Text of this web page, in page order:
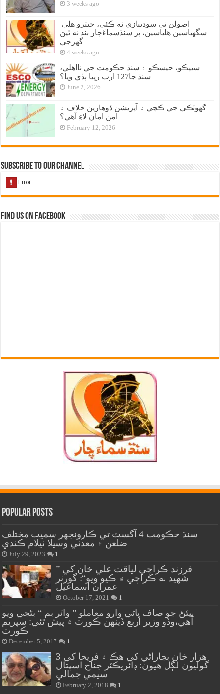
3 weeks ago
سگهياسين هلياسين، پر سنڌسماءَچار بند نه ٿيڻ
گهرجي
4 weeks ago
سيپڪو، حيسڪو ۽ سنڌ حڪومت جي نااهلي،
سنڌ جا127 ارب رپيا ٻڏي ويا؟
June 2, 2026
گهوٽڪي جي ڪچي ۾ آپريشن ڏوهارين خلاف ۽
امن امان لاءِ آهي؟
February 12, 2026
Subscribe to our Channel
Find us on Facebook
Popular Posts
سنڌ حڪومت 4 آگسٽ تي ڪارونجهر سميت مختلف
ضلعن ۾ معدني وسيلا نيلام ڪندي
July 29, 2023 1
” فرزند ڪراچي لياقت علي خان کي
شهيد به ڪراچي ۾ ڪيو ويو“: گورنر
عمران اسماعيل
October 17, 2021 1
پيئڻ جو صاف پاڻي وارو معاملو ” واٽر بم “ بڻجي ويو
آهي،وڏو وزير اربع ڏينهن ڪورٽ ۾ پيش ٿئي: سپريم
ڪورٽ
December 5, 2017 1
هزار خان بجاراڻي کي هڪ ۽ فريحا کي 3
گوليون لڳل هيون: ڊائريڪٽر جناح اسپتال
سيمي جمالي
February 2, 2018 1